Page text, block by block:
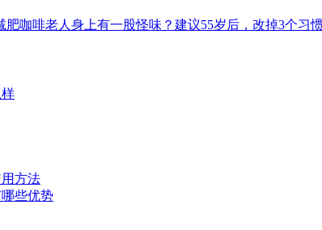
咖啡老人身上有一股怪味？建议55岁后，改掉3个习
方法
些优势